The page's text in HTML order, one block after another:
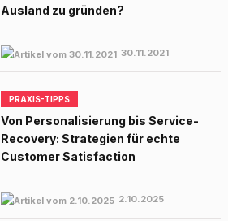
Ausland zu gründen?
30.11.2021
PRAXIS-TIPPS
Von Personalisierung bis Service-
Recovery: Strategien für echte
Customer Satisfaction
2.10.2025